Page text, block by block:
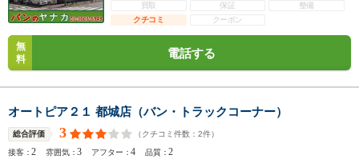
買取
保証
整備
クチコミ
クーポン
無
料
電話する
オートピア２１ 都城店（バン・トラックコーナー）
総合評価 3 （クチコミ件数： 2件）
接客：2 雰囲気：3 アフター：4 品質：2